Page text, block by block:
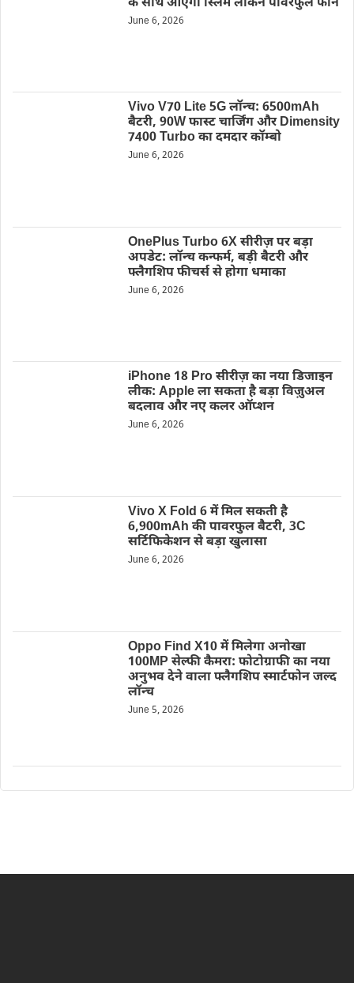
June 6, 2026
Vivo V70 Lite 5G लॉन्च: 6500mAh
बैटरी, 90W फास्ट चार्जिंग और Dimensity
7400 Turbo का दमदार कॉम्बो
June 6, 2026
OnePlus Turbo 6X सीरीज़ पर बड़ा
अपडेट: लॉन्च कन्फर्म, बड़ी बैटरी और
फ्लैगशिप फीचर्स से होगा धमाका
June 6, 2026
iPhone 18 Pro सीरीज़ का नया डिजाइन
लीक: Apple ला सकता है बड़ा विज़ुअल
बदलाव और नए कलर ऑप्शन
June 6, 2026
Vivo X Fold 6 में मिल सकती है
6,900mAh की पावरफुल बैटरी, 3C
सर्टिफिकेशन से बड़ा खुलासा
June 6, 2026
Oppo Find X10 में मिलेगा अनोखा
100MP सेल्फी कैमरा: फोटोग्राफी का नया
अनुभव देने वाला फ्लैगशिप स्मार्टफोन जल्द
लॉन्च
June 5, 2026